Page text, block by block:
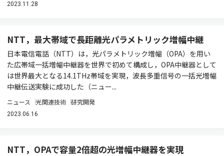
2023.11.28
NTT，最大帯域で長距離光パラメトリック増幅中継
日本電信電話（NTT）は，光パラメトリック増幅（OPA）を用い
た広帯域一括増幅中継器を世界で初めて構成し，OPA中継器として
は世界最大となる14.1THz帯域を実現，波長多重信号の一括光増幅
中継伝送実験に成功した（ニュー...
ニュース 光関連技術 研究開発
2023.06.16
NTT，OPAで容量2倍超の光増幅中継器を実現